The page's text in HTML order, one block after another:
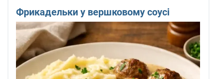
Фрикадельки у вершковому соусі